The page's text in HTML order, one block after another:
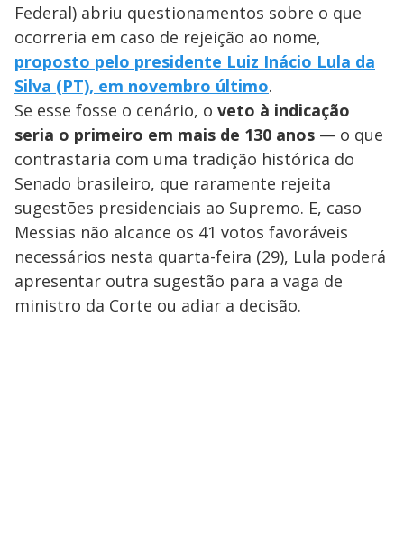
Federal) abriu questionamentos sobre o que
ocorreria em caso de rejeição ao nome,
proposto pelo presidente Luiz Inácio Lula da
Silva (PT), em novembro último.
Se esse fosse o cenário, o veto à indicação
seria o primeiro em mais de 130 anos — o que
contrastaria com uma tradição histórica do
Senado brasileiro, que raramente rejeita
sugestões presidenciais ao Supremo. E, caso
Messias não alcance os 41 votos favoráveis
necessários nesta quarta-feira (29), Lula poderá
apresentar outra sugestão para a vaga de
ministro da Corte ou adiar a decisão.